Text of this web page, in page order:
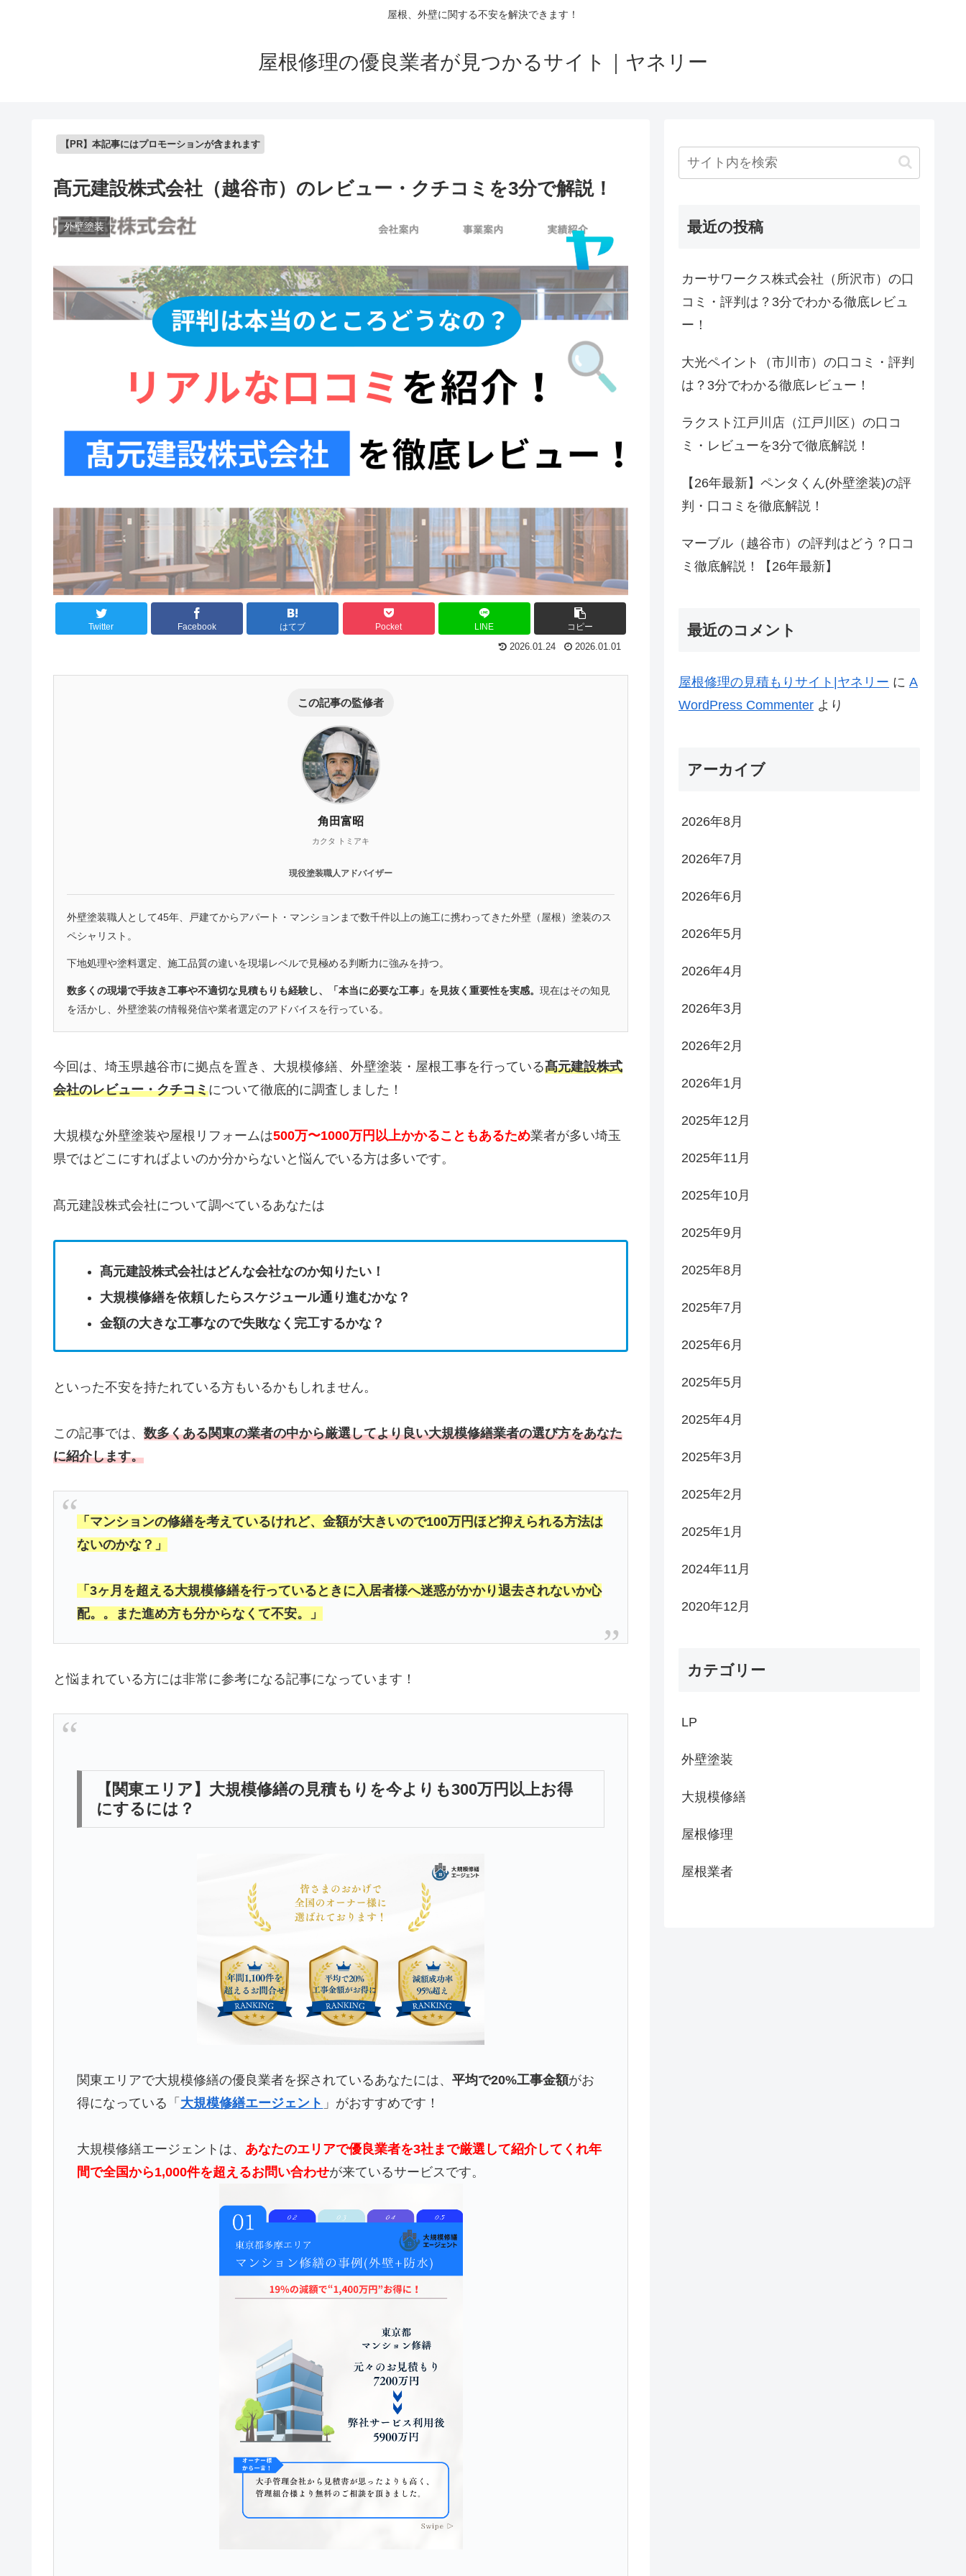
屋根、外壁に関する不安を解決できます！
屋根修理の優良業者が見つかるサイト｜ヤネリー
【PR】本記事にはプロモーションが含まれます
髙元建設株式会社（越谷市）のレビュー・クチコミを3分で解説！
外壁塗装
Twitter Facebook はてブ Pocket LINE コピー
2026.01.24 2026.01.01
この記事の監修者
角田富昭
カクタ トミアキ
現役塗装職人アドバイザー
外壁塗装職人として45年、戸建てからアパート・マンションまで数千件以上の施工に携わってきた外壁（屋根）塗装のス
ペシャリスト。
下地処理や塗料選定、施工品質の違いを現場レベルで見極める判断力に強みを持つ。
数多くの現場で手抜き工事や不適切な見積もりも経験し、「本当に必要な工事」を見抜く重要性を実感。 現在はその知見
を活かし、外壁塗装の情報発信や業者選定のアドバイスを行っている。
今回は、埼玉県越谷市に拠点を置き、大規模修繕、外壁塗装・屋根工事を行っている髙元建設株式
会社のレビュー・クチコミについて徹底的に調査しました！
大規模な外壁塗装や屋根リフォームは500万〜1000万円以上かかることもあるため業者が多い埼玉
県ではどこにすればよいのか分からないと悩んでいる方は多いです。
髙元建設株式会社について調べているあなたは
髙元建設株式会社はどんな会社なのか知りたい！
大規模修繕を依頼したらスケジュール通り進むかな？
金額の大きな工事なので失敗なく完工するかな？
といった不安を持たれている方もいるかもしれません。
この記事では、 数多くある関東の業者の中から厳選してより良い大規模修繕業者の選び方をあなた
に紹介します。
「マンションの修繕を考えているけれど、金額が大きいので100万円ほど抑えられる方法は
ないのかな？」
「3ヶ月を超える大規模修繕を行っているときに入居者様へ迷惑がかかり退去されないか心
配。。また進め方も分からなくて不安。」
と悩まれている方には非常に参考になる記事になっています！
【関東エリア】大規模修繕の見積もりを今よりも300万円以上お得
にするには？
関東エリアで大規模修繕の優良業者を探されているあなたには、平均で20%工事金額がお
得になっている「 大規模修繕エージェント 」がおすすめです！
大規模修繕エージェントは、 あなたのエリアで優良業者を3社まで厳選して紹介してくれ年
間で全国から1,000件を超えるお問い合わせが来ているサービスです。
最近の投稿
カーサワークス株式会社（所沢市）の口
コミ・評判は？3分でわかる徹底レビュ
ー！
大光ペイント（市川市）の口コミ・評判
は？3分でわかる徹底レビュー！
ラクスト江戸川店（江戸川区）の口コ
ミ・レビューを3分で徹底解説！
【26年最新】ペンタくん(外壁塗装)の評
判・口コミを徹底解説！
マーブル（越谷市）の評判はどう？口コ
ミ徹底解説！【26年最新】
最近のコメント
屋根修理の見積もりサイト|ヤネリー に A
WordPress Commenter より
アーカイブ
2026年8月
2026年7月
2026年6月
2026年5月
2026年4月
2026年3月
2026年2月
2026年1月
2025年12月
2025年11月
2025年10月
2025年9月
2025年8月
2025年7月
2025年6月
2025年5月
2025年4月
2025年3月
2025年2月
2025年1月
2024年11月
2020年12月
カテゴリー
LP
外壁塗装
大規模修繕
屋根修理
屋根業者